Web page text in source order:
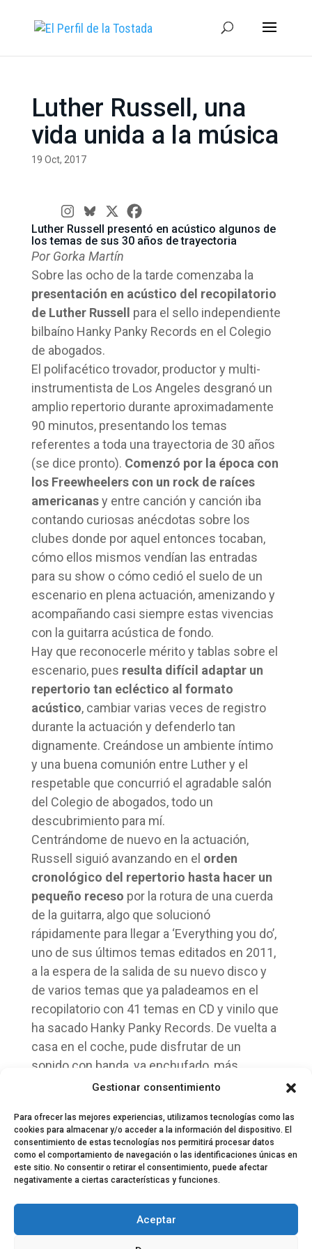
Gestionar consentimiento
Para ofrecer las mejores experiencias, utilizamos tecnologías como las
cookies para almacenar y/o acceder a la información del dispositivo. El
consentimiento de estas tecnologías nos permitirá procesar datos
como el comportamiento de navegación o las identificaciones únicas en
este sitio. No consentir o retirar el consentimiento, puede afectar
negativamente a ciertas características y funciones.
Aceptar
Luther Russell, una
vida unida a la música
19 Oct, 2017
Luther Russell presentó en acústico algunos de
los temas de sus 30 años de trayectoria
Por Gorka Martín
Sobre las ocho de la tarde comenzaba la
presentación en acústico del recopilatorio
de Luther Russell
para el sello independiente
bilbaíno Hanky Panky Records en el Colegio
de abogados.
El polifacético trovador, productor y multi-
instrumentista de Los Angeles desgranó un
amplio repertorio durante aproximadamente
90 minutos, presentando los temas
referentes a toda una trayectoria de 30 años
(se dice pronto). Comenzó por la época con
los Freewheelers con un rock de raíces
americanasy entre canción y canción iba
contando curiosas anécdotas sobre los
clubes donde por aquel entonces tocaban,
cómo ellos mismos vendían las entradas
para su show o cómo cedió el suelo de un
escenario en plena actuación, amenizando y
acompañando casi siempre estas vivencias
con la guitarra acústica de fondo.
Hay que reconocerle mérito y tablas sobre el
escenario, pues resulta difícil adaptar un
repertorio tan ecléctico al formato
acústico, cambiar varias veces de registro
durante la actuación y defenderlo tan
dignamente. Creándose un ambiente íntimo
y una buena comunión entre Luther y el
respetable que concurrió el agradable salón
del Colegio de abogados, todo un
descubrimiento para mí.
Centrándome de nuevo en la actuación,
Russell siguió avanzando en el orden
cronológico del repertorio hasta hacer un
pequeño receso por la rotura de una cuerda
de la guitarra, algo que solucionó
rápidamente para llegar a ‘Everything you do’,
uno de sus últimos temas editados en 2011,
a la espera de la salida de su nuevo disco y
de varios temas que ya paladeamos en el
recopilatorio con 41 temas en CD y vinilo que
ha sacado Hanky Panky Records. De vuelta a
casa en el coche, pude disfrutar de un
sonido con banda, ya enchufado, más
contundente que el acústico que me
Equipo EPDLT Contacto